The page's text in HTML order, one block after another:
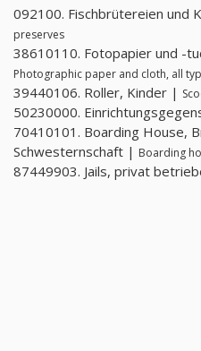
092100. Fischbrütereien und
preserves
38610110. Fotopapier und -
Photographic paper and cloth, all
39440106. Roller, Kinder |
50230000.
70410101. Boarding House,
Schwesternschaft | Boarding
87449903. Jails, privat